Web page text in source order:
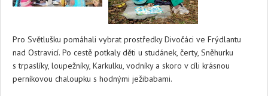
Pro Světlušku pomáhali vybrat prostředky Divočáci ve Frýdlantu
nad Ostravicí. Po cestě potkaly děti u studánek, čerty, Sněhurku
s trpaslíky, loupežníky, Karkulku, vodníky a skoro v cíli krásnou
perníkovou chaloupku s hodnými ježibabami.